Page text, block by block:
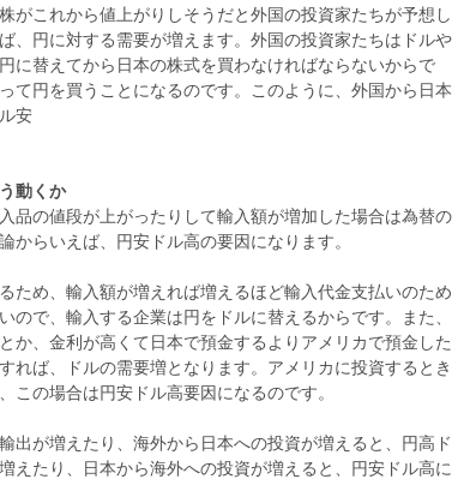
がこれから値上がりしそうだと外国の投資家たちが予想し
、円に対する需要が増えます。外国の投資家たちはドルや
に替えてから日本の株式を買わなければならないからで
て円を買うことになるのです。このように、外国から日本
安
動くか
品の値段が上がったりして輸入額が増加した場合は為替の
からいえば、円安ドル高の要因になります。
ため、輸入額が増えれば増えるほど輸入代金支払いのため
ので、輸入する企業は円をドルに替えるからです。また、
か、金利が高くて日本で預金するよりアメリカで預金した
れば、ドルの需要増となります。アメリカに投資するとき
この場合は円安ドル高要因になるのです。
出が増えたり、海外から日本への投資が増えると、円高ド
えたり、日本から海外への投資が増えると、円安ドル高に